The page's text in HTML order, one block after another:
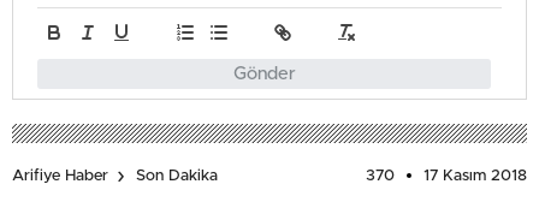
Gönder
Arifiye Haber Son Dakika 370 17 Kasım 2018